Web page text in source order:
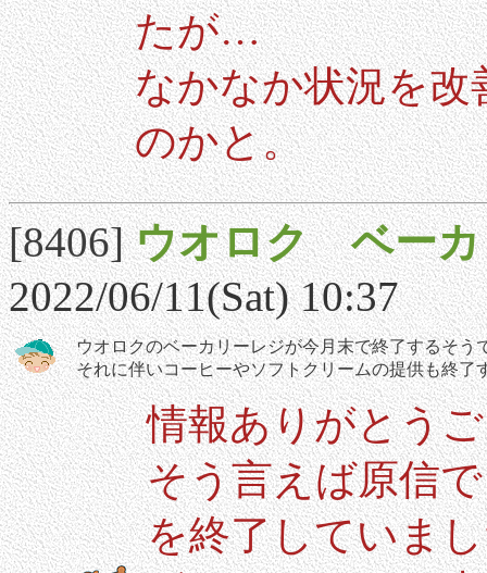
たが…
なかなか状況を
のかと。
[8406]ウオロク ベーカ
2022/06/11(Sat) 10:37
ウオロクのベーカリーレジが今月末で終了するそう
それに伴いコーヒーやソフトクリームの提供も終了
情報ありがとう
そう言えば原信
を終了していま